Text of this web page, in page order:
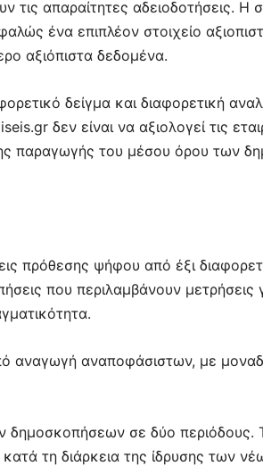
τις απαραίτητες αδειοδοτήσεις.
ένα επιπλέον στοιχείο
αξιόπιστα δεδομένα.
δείγμα και διαφορετική
δεν είναι να αξιολογεί τις
παραγωγής του μέσου όρου των
ψήφου από έξι
που περιλαμβάνουν
αναγωγή αναποφάσιστων, με
σε δύο περιόδους.
τη διάρκεια της ίδρυσης των